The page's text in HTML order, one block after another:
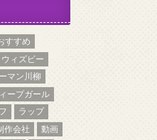
すすめ
ウィズビー
マン川柳
ープガール
ラップ
作会社
動画